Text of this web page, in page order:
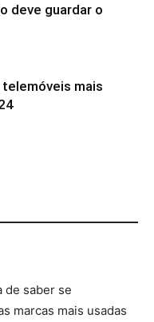
deve guardar o
mais
de saber se
marcas mais usadas